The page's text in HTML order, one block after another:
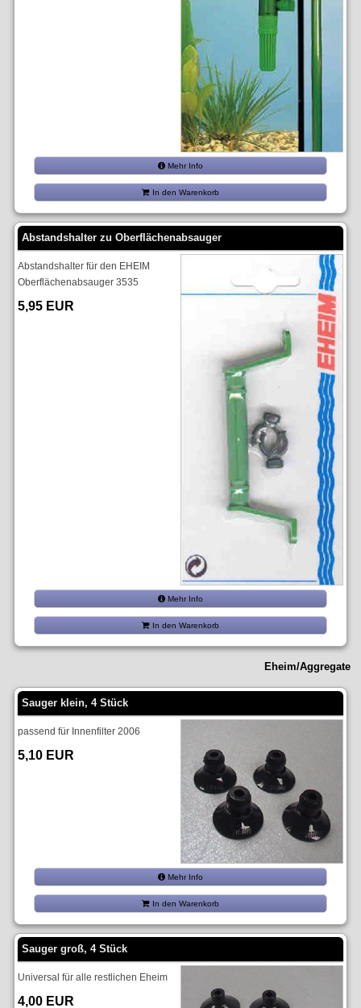
Mehr Info
In den Warenkorb
Abstandshalter zu Oberflächenabsauger
Abstandshalter für den EHEIM
Oberflächenabsauger 3535
5,95 EUR
Mehr Info
In den Warenkorb
Eheim/Aggregate
Sauger klein, 4 Stück
passend für Innenfilter 2006
5,10 EUR
Mehr Info
In den Warenkorb
Sauger groß, 4 Stück
Universal für alle restlichen Eheim
4,00 EUR